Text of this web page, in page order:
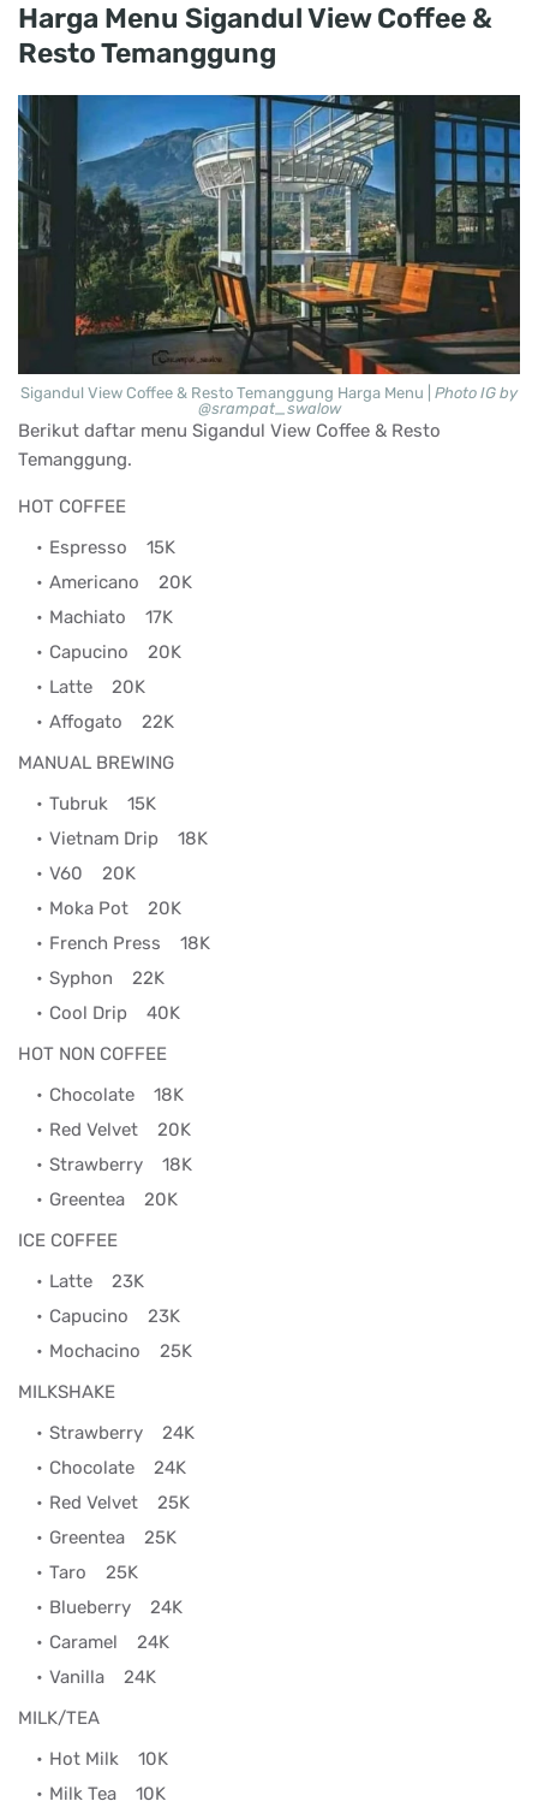
Harga Menu Sigandul View Coffee &
Resto Temanggung
Sigandul View Coffee & Resto Temanggung Harga Menu | Photo IG by
@srampat_swalow
Berikut daftar menu Sigandul View Coffee & Resto
Temanggung.
HOT COFFEE
Espresso 15K
Americano 20K
Machiato 17K
Capucino 20K
Latte 20K
Affogato 22K
MANUAL BREWING
Tubruk 15K
Vietnam Drip 18K
V60 20K
Moka Pot 20K
French Press 18K
Syphon 22K
Cool Drip 40K
HOT NON COFFEE
Chocolate 18K
Red Velvet 20K
Strawberry 18K
Greentea 20K
ICE COFFEE
Latte 23K
Capucino 23K
Mochacino 25K
MILKSHAKE
Strawberry 24K
Chocolate 24K
Red Velvet 25K
Greentea 25K
Taro 25K
Blueberry 24K
Caramel 24K
Vanilla 24K
MILK/TEA
Hot Milk 10K
Milk Tea 10K